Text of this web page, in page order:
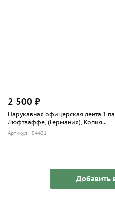
2 500 ₽
Нарукавная офицерская лента 1
Люфтваффе, (Германия), Копия...
Артикул: 54431
Добавить